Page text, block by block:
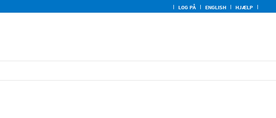
LOG PÅ ENGLISH HJÆLP